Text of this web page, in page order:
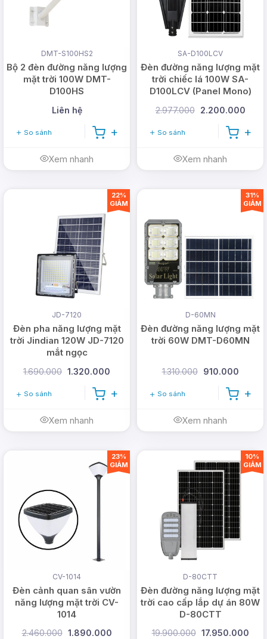
So sánh các đèn bulb năng
lượng mặt trời và một số
loại đèn khác
So sánh bóng đèn búp năng lượng mặt trời với đèn
bulb điện, đèn cầm tay và đèn ốp trần. Chúng có
những ưu nhược điểm, hiệu quả chiếu sáng ra sao?
Cùng tham khảo ngay dưới đây nhé!
lượng
bulb
điện
Đèn ốp
Không
tốn
tiền
Lắp
đặt
mọi
nơi.
gọn,
nguồn
Tự
động
bật khi
trời tối
khi trời
sáng.
chiếu
sáng
dạng
Nhiều
Tính di
Nhẹ,
tính
Nguồn
sáng
mạnh.
điện.
Bền bỉ.
toàn
khi sử
dụng.
Tiêu thụ
DMT-S100HS2
Bộ 2 đèn đường năng lượng
mặt trời 100W DMT-
D100HS
Liên hệ
So sánh
Xem nhanh
SA-D100LCV
Đèn đường năng lượng mặt
trời chiếc lá 100W SA-
D100LCV (Panel Mono)
2.977.000 2.200.000
So sánh
Xem nhanh
JD-7120
Đèn pha năng lượng mặt
trời Jindian 120W JD-7120
mắt ngọc
1.690.000 1.320.000
So sánh
Xem nhanh
22%
GIẢM
D-60MN
Đèn đường năng lượng mặt
trời 60W DMT-D60MN
1.310.000 910.000
So sánh
Xem nhanh
31%
GIẢM
CV-1014
Đèn cảnh quan sân vườn
năng lượng mặt trời CV-
1014
2.460.000 1.890.000
23%
GIẢM
D-80CTT
Đèn đường năng lượng mặt
trời cao cấp lắp dự án 80W
D-80CTT
19.900.000 17.950.000
10%
GIẢM